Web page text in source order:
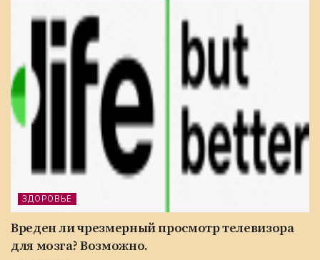
ЗДОРОВЬЕ
Вреден ли чрезмерный просмотр телевизора
для мозга? Возможно.